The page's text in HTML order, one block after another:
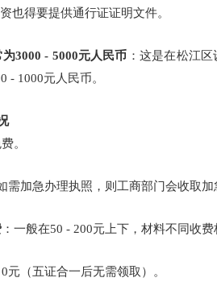
也得要提供通行证证明文件。
3000 - 5000元人民币 ：这是在松江
- 1000元人民币。
。
需加急办理执照，则工商部门会收取加
：一般在50 - 200元上下，材料不同收费
0元（五证合一后无需领取）。